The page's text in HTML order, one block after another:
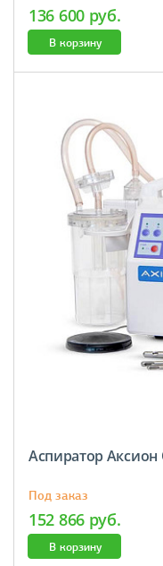
136 600 руб.
В корзину
Аспиратор
Под заказ
152 866 руб.
В корзину